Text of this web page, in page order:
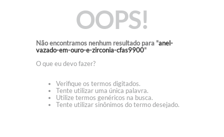
OOPS!
Não encontramos nenhum resultado para "anel-
vazado-em-ouro-e-zirconia-cfas9900"
O que eu devo fazer?
Verifique os termos digitados.
Tente utilizar uma única palavra.
Utilize termos genéricos na busca.
Tente utilizar sinônimos do termo desejado.